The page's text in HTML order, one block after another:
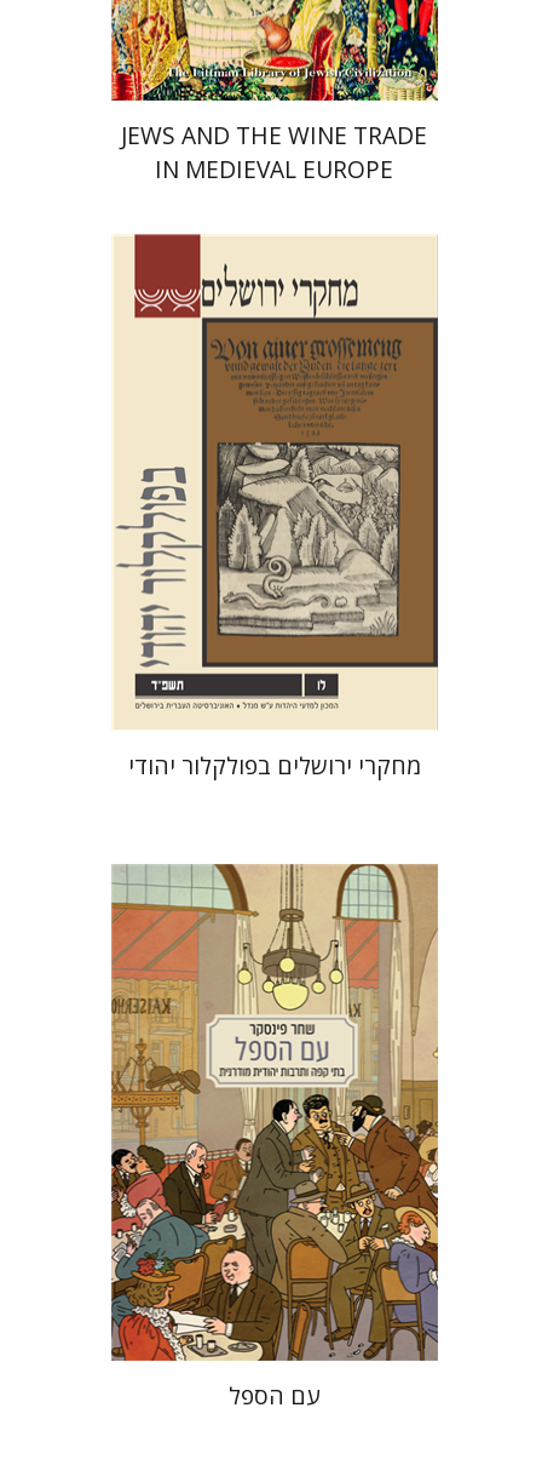
$50
$45
JEWS AND THE WINE TRADE
IN MEDIEVAL EUROPE
שלום צבר הגר סלמון
חזן-רוקם
הנחת אתר ספר מודפס
מחקרי ירושלים בפולקלור יהודי
שחר פינסקר
מתן קמינר
הנחת אתר ספר מודפס
$42
$38
עם הספל